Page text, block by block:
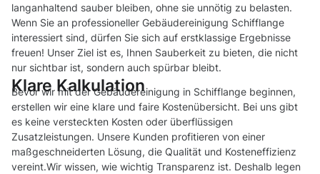
langanhaltend sauber bleiben, ohne sie unnötig zu belasten.
Wenn Sie an professioneller Gebäudereinigung Schifflange
interessiert sind, dürfen Sie sich auf erstklassige Ergebnisse
freuen! Unser Ziel ist es, Ihnen Sauberkeit zu bieten, die nicht
nur sichtbar ist, sondern auch spürbar bleibt.
Klare Kalkulation
Bevor wir mit der Gebäudereinigung in Schifflange beginnen,
erstellen wir eine klare und faire Kostenübersicht. Bei uns gibt
es keine versteckten Kosten oder überflüssigen
Zusatzleistungen. Unsere Kunden profitieren von einer
maßgeschneiderten Lösung, die Qualität und Kosteneffizienz
vereint.Wir wissen, wie wichtig Transparenz ist. Deshalb legen